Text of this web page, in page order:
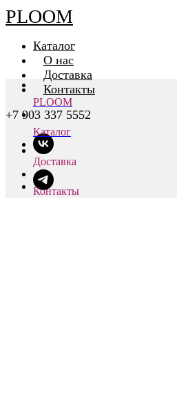
PLOOM
Каталог
О нас
Доставка
Контакты
+7 903 337 5552
PLOOM
Каталог
Доставка
Контакты